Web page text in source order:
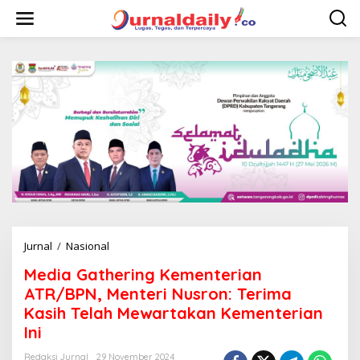
w
Jurnal / Nasional
d
i
a
G
Media Gathering Kementerian
ATR/BPN, Menteri Nusron: Terima
Kasih Telah Mewartakan Kementerian
Ini
Redaksi Jurnal
29 November 2024